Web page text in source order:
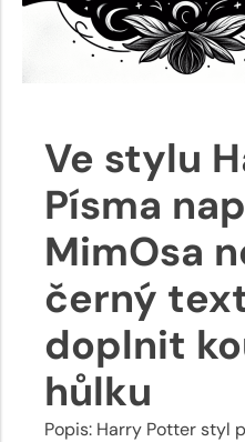
Ve stylu
Písma
MimOsa
černý
doplnit
hůlku
Popis: Harry Potter styl